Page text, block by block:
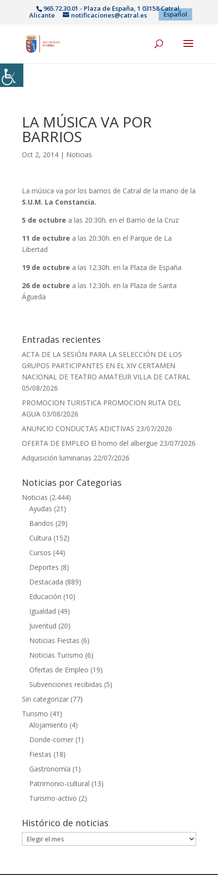
965.72.30.01 - Plaza de España, 1 03158 Catral,
Alicante notificaciones@catral.es Español
LA MÚSICA VA POR
BARRIOS
Oct 2, 2014| Noticias
La música va por los barrios de Catral de la mano de la
S.U.M. La Constancia.
5 de octubre a las 20:30h. en el Barrio de la Cruz
11 de octubre a las 20:30h. en el Parque de La
Libertad
19 de octubre a las 12:30h. en la Plaza de España
26 de octubre a las 12:30h. en la Plaza de Santa
Águeda
Entradas recientes
ACTA DE LA SESIÓN PARA LA SELECCIÓN DE LOS
GRUPOS PARTICIPANTES EN EL XIV CERTAMEN
NACIONAL DE TEATRO AMATEUR VILLA DE CATRAL
05/08/2026
PROMOCION TURISTICA PROMOCION RUTA DEL
AGUA 03/08/2026
ANUNCIO CONDUCTAS ADICTIVAS 23/07/2026
OFERTA DE EMPLEO El horno del albergue 23/07/2026
Adquisición luminarias 22/07/2026
Noticias por Categorias
Noticias (2.444)
Ayudas (21)
Bandos (29)
Cultura (152)
Cursos (44)
Deportes (8)
Destacada (889)
Educación (10)
Igualdad (49)
Juventud (20)
Noticias Fiestas (6)
Noticias Turismo (6)
Ofertas de Empleo (19)
Subvenciones recibidas (5)
Sin categorizar(77)
Turismo (41)
Alojamiento (4)
Donde-comer(1)
Fiestas (18)
Gastronomía (1)
Patrimonio-cultural (13)
Turismo-activo (2)
Histórico de noticias
Histórico
de